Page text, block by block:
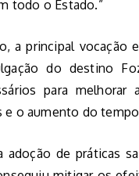
todo o Estado.”
a principal vocação
do destino
para
o aumento do
de práticas